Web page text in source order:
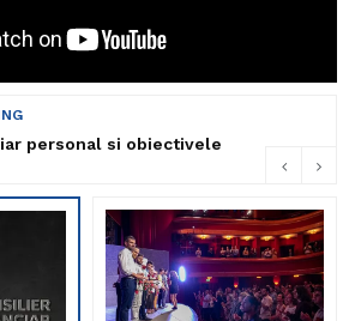
personal si obiectivele